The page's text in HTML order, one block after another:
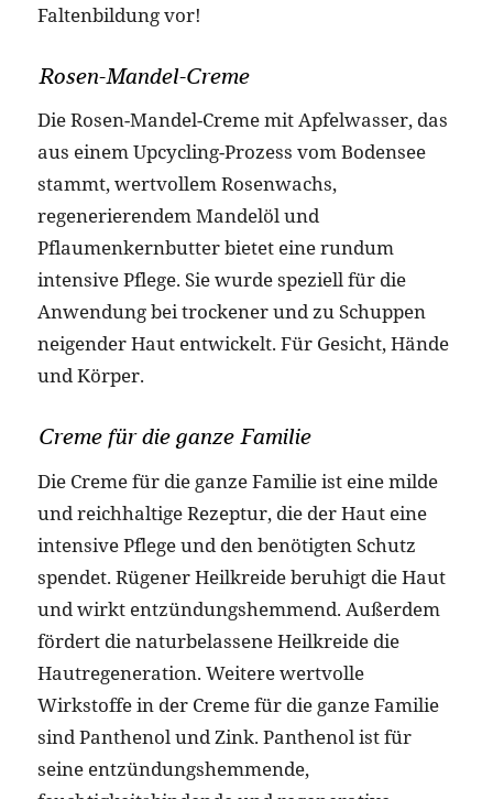
Faltenbildung vor!
Rosen-Mandel-Creme
Die Rosen-Mandel-Creme mit Apfelwasser, das
aus einem Upcycling-Prozess vom Bodensee
stammt, wertvollem Rosenwachs,
regenerierendem Mandelöl und
Pflaumenkernbutter bietet eine rundum
intensive Pflege. Sie wurde speziell für die
Anwendung bei trockener und zu Schuppen
neigender Haut entwickelt. Für Gesicht, Hände
und Körper.
Creme für die ganze Familie
Die Creme für die ganze Familie ist eine milde
und reichhaltige Rezeptur, die der Haut eine
intensive Pflege und den benötigten Schutz
spendet. Rügener Heilkreide beruhigt die Haut
und wirkt entzündungshemmend. Außerdem
fördert die naturbelassene Heilkreide die
Hautregeneration. Weitere wertvolle
Wirkstoffe in der Creme für die ganze Familie
sind Panthenol und Zink. Panthenol ist für
seine entzündungshemmende,